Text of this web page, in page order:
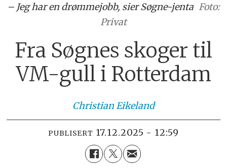
– Jeg har en drømmejobb, sier Søgne-jenta Foto:
Privat
Fra Søgnes skoger til
VM-gull i Rotterdam
ChristianEikeland
PUBLISERT 17.12.2025 - 12:59